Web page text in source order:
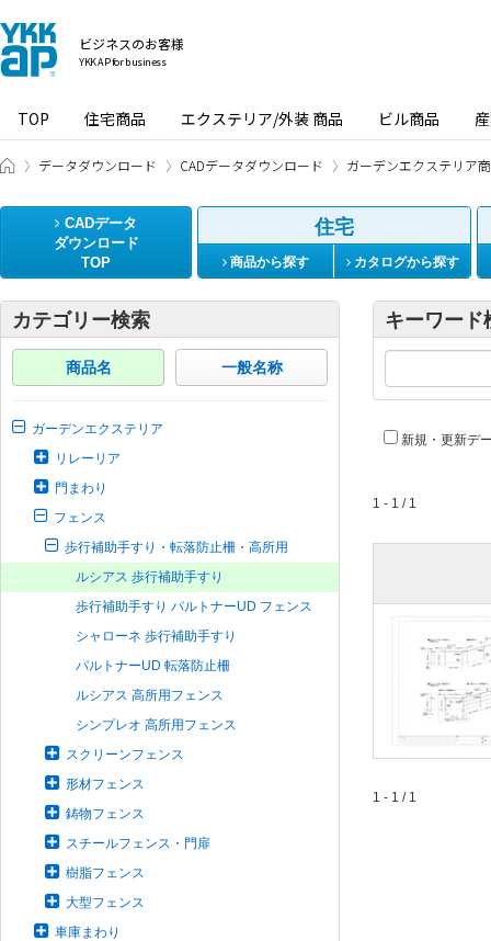
ビジネスのお客様
YKK AP for business
TOP 住宅商品 エクステリア/外装 商品 ビル商品
ビジネスのお客様 HOME
データダウンロード CADデータダウンロード ガーデンエクステリア
CADデータ
ダウンロード
TOP
住宅
商品から探す カタログから探す
カテゴリー検索
商品名 一般名称
ガーデンエクステリア
リレーリア
門まわり
フェンス
歩行補助手すり・転落防止柵・高所用
ルシアス 歩行補助手すり
歩行補助手すり パルトナーUD フェンス
シャローネ 歩行補助手すり
パルトナーUD 転落防止柵
ルシアス 高所用フェンス
シンプレオ 高所用フェンス
スクリーンフェンス
形材フェンス
鋳物フェンス
スチールフェンス・門扉
樹脂フェンス
大型フェンス
車庫まわり
キーワード
新規・更新デ
1 - 1 / 1
1 - 1 / 1